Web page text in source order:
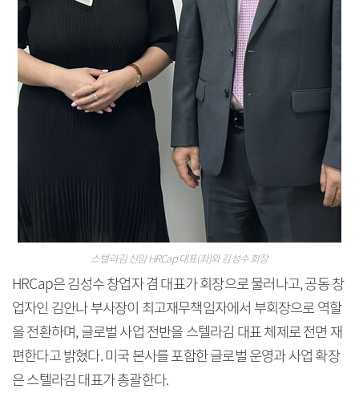
스텔라김 신임 HRCap 대표(좌)와 김성수 회장
HRCap은 김성수 창업자 겸 대표가 회장으로 물러나고, 공동 창
업자인 김안나 부사장이 최고재무책임자에서 부회장으로 역할
을 전환하며, 글로벌 사업 전반을 스텔라김 대표 체제로 전면 재
편한다고 밝혔다. 미국 본사를 포함한 글로벌 운영과 사업 확장
은 스텔라김 대표가 총괄한다.